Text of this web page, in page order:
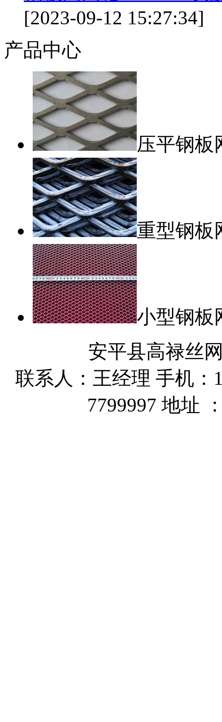
[2023-09-12 15:27:34]
产品中心
压平钢板
重型钢板
小型钢板
安平县高禄丝
联系人：王经理 手机：
7799997 地址